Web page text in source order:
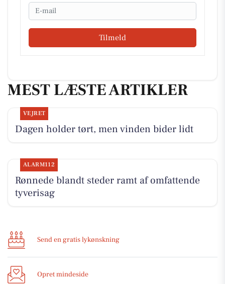
Email
Tilmeld
MEST LÆSTE ARTIKLER
VEJRET
Dagen holder tørt, men vinden bider lidt
ALARM112
Rønnede blandt steder ramt af omfattende
tyverisag
Send en gratis lykønskning
Opret mindeside